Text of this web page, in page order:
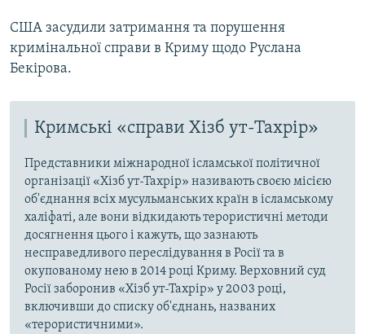
США засудили затримання та порушення
кримінальної справи в Криму щодо Руслана
Бекірова.
Кримські «справи Хізб ут-Тахрір»
Представники міжнародної ісламської політичної
організації «Хізб ут-Тахрір» називають своєю місією
об'єднання всіх мусульманських країн в ісламському
халіфаті, але вони відкидають терористичні методи
досягнення цього і кажуть, що зазнають
несправедливого переслідування в Росії та в
окупованому нею в 2014 році Криму. Верховний суд
Росії заборонив «Хізб ут-Тахрір» у 2003 році,
включивши до списку об'єднань, названих
«терористичними».